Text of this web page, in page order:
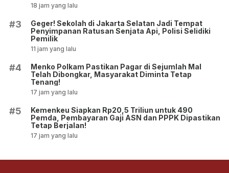
18 jam yang lalu
#3
Geger! Sekolah di Jakarta Selatan Jadi Tempat
Penyimpanan Ratusan Senjata Api, Polisi Selidiki
Pemilik
11 jam yang lalu
#4
Menko Polkam Pastikan Pagar di Sejumlah Mal
Telah Dibongkar, Masyarakat Diminta Tetap
Tenang!
17 jam yang lalu
#5
Kemenkeu Siapkan Rp20,5 Triliun untuk 490
Pemda, Pembayaran Gaji ASN dan PPPK Dipastikan
Tetap Berjalan!
17 jam yang lalu